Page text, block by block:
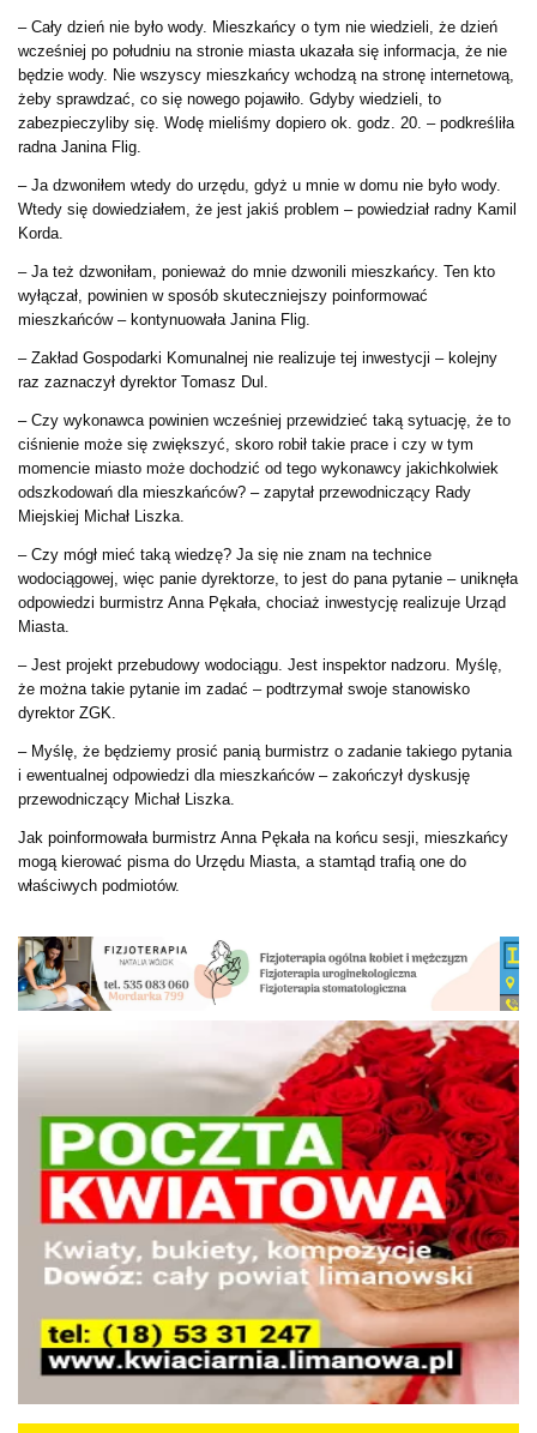
– Cały dzień nie było wody. Mieszkańcy o tym nie wiedzieli, że dzień
wcześniej po południu na stronie miasta ukazała się informacja, że nie
będzie wody. Nie wszyscy mieszkańcy wchodzą na stronę internetową,
żeby sprawdzać, co się nowego pojawiło. Gdyby wiedzieli, to
zabezpieczyliby się. Wodę mieliśmy dopiero ok. godz. 20. – podkreśliła
radna Janina Flig.
– Ja dzwoniłem wtedy do urzędu, gdyż u mnie w domu nie było wody.
Wtedy się dowiedziałem, że jest jakiś problem – powiedział radny Kamil
Korda.
– Ja też dzwoniłam, ponieważ do mnie dzwonili mieszkańcy. Ten kto
wyłączał, powinien w sposób skuteczniejszy poinformować
mieszkańców – kontynuowała Janina Flig.
– Zakład Gospodarki Komunalnej nie realizuje tej inwestycji – kolejny
raz zaznaczył dyrektor Tomasz Dul.
– Czy wykonawca powinien wcześniej przewidzieć taką sytuację, że to
ciśnienie może się zwiększyć, skoro robił takie prace i czy w tym
momencie miasto może dochodzić od tego wykonawcy jakichkolwiek
odszkodowań dla mieszkańców? – zapytał przewodniczący Rady
Miejskiej Michał Liszka.
– Czy mógł mieć taką wiedzę? Ja się nie znam na technice
wodociągowej, więc panie dyrektorze, to jest do pana pytanie – uniknęła
odpowiedzi burmistrz Anna Pękała, chociaż inwestycję realizuje Urząd
Miasta.
– Jest projekt przebudowy wodociągu. Jest inspektor nadzoru. Myślę,
że można takie pytanie im zadać – podtrzymał swoje stanowisko
dyrektor ZGK.
– Myślę, że będziemy prosić panią burmistrz o zadanie takiego pytania
i ewentualnej odpowiedzi dla mieszkańców – zakończył dyskusję
przewodniczący Michał Liszka.
Jak poinformowała burmistrz Anna Pękała na końcu sesji, mieszkańcy
mogą kierować pisma do Urzędu Miasta, a stamtąd trafią one do
właściwych podmiotów.